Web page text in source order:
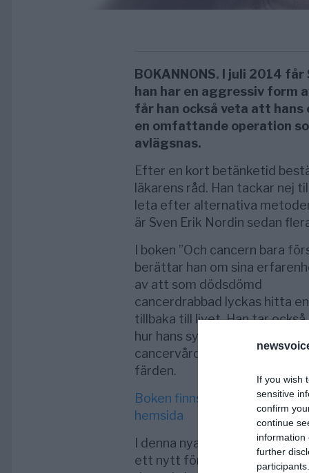
If you wish
sensitive
confirm
continue
information
further
BOKANNONS. I juli 2014
han har en aggressiv form
får han också veta att
en omfattande operation
avlägsnas.
Efter en kort betänketid
läkarens råd. Han ­tackar nej
leta efter alternativa
är Sven Erik Nordin sedan
I boken ”Och cancern bara
berättar han om si­na
av att som dödsdömd
cancerdrabbad lyckas hitta
till­baka till livet. Han tar också
hur hans syn på cancer och
cancervård kom att
färden.
Boken finns på Karneval
hemsida
I denna nya upplaga har han
ett nytt förord och ett